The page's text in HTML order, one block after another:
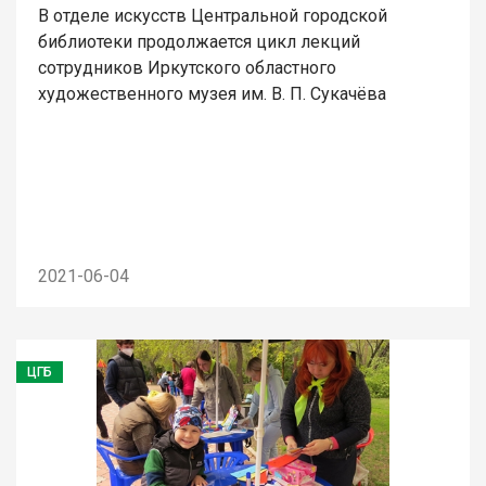
В отделе искусств Центральной городской
библиотеки продолжается цикл лекций
сотрудников Иркутского областного
художественного музея им. В. П. Сукачёва
2021-06-04
ЦГБ